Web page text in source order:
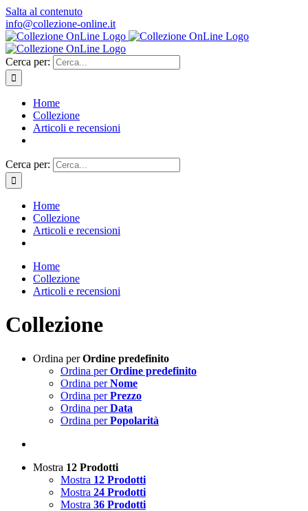
Salta al contenuto
info@collezione-online.it
Cerca per:
Home
Collezione
Articoli e recensioni
Cerca per:
Home
Collezione
Articoli e recensioni
Home
Collezione
Articoli e recensioni
Collezione
Ordina perOrdine predefinito
Ordina perOrdine predefinito
Ordina perNome
Ordina perPrezzo
Ordina perData
Ordina perPopolarità
Mostra 12 Prodotti
Mostra 12 Prodotti
Mostra 24 Prodotti
Mostra 36 Prodotti